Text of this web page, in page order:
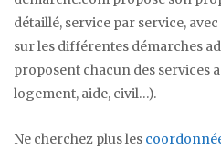
détaillé, service par service,
sur les différentes démarches
proposent chacun des services
logement, aide, civil…).
Ne cherchez plus les